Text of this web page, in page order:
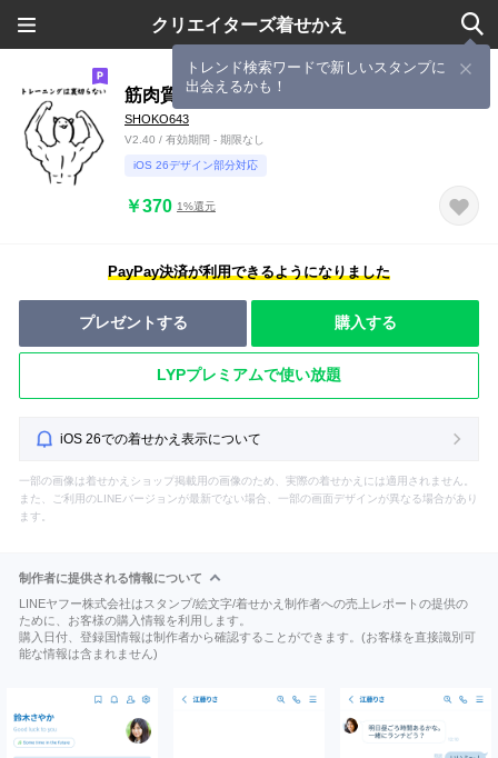
クリエイターズ着せかえ
トレンド検索ワードで新しいスタンプに
出会えるかも！
筋肉質な猫
SHOKO643
V2.40 / 有効期間 - 期限なし
iOS 26デザイン部分対応
￥370 1%還元
PayPay決済が利用できるようになりました
プレゼントする 購入する
LYPプレミアムで使い放題
iOS 26での着せかえ表示について
一部の画像は着せかえショップ掲載用の画像のため、実際の着せかえには適用されません。
また、ご利用のLINEバージョンが最新でない場合、一部の画面デザインが異なる場合があり
ます。
制作者に提供される情報について
LINEヤフー株式会社はスタンプ/絵文字/着せかえ制作者への売上レポートの提供の
ために、お客様の購入情報を利用します。
購入日付、登録国情報は制作者から確認することができます。(お客様を直接識別可
能な情報は含まれません)